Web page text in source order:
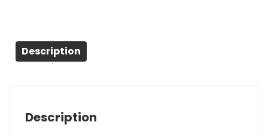
Description
Description